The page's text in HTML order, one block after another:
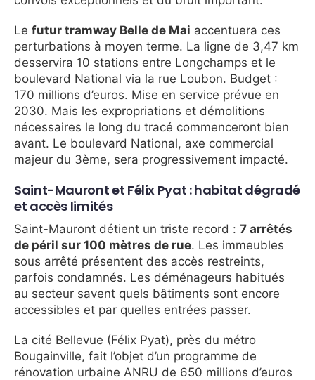
Le futur tramway Belle de Mai accentuera ces
perturbations à moyen terme. La ligne de 3,47 km
desservira 10 stations entre Longchamps et le
boulevard National via la rue Loubon. Budget :
170 millions d’euros. Mise en service prévue en
2030. Mais les expropriations et démolitions
nécessaires le long du tracé commenceront bien
avant. Le boulevard National, axe commercial
majeur du 3ème, sera progressivement impacté.
Saint-Mauront et Félix Pyat : habitat dégradé
et accès limités
Saint-Mauront détient un triste record : 7 arrêtés
de péril sur 100 mètres de rue. Les immeubles
sous arrêté présentent des accès restreints,
parfois condamnés. Les déménageurs habitués
au secteur savent quels bâtiments sont encore
accessibles et par quelles entrées passer.
La cité Bellevue (Félix Pyat), près du métro
Bougainville, fait l’objet d’un programme de
rénovation urbaine ANRU de 650 millions d’euros